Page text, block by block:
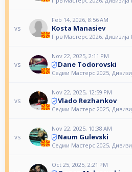
vs
Feb 14, 2026, 8:56 AM
Kosta Manasiev
Прв Мастерс 2026, Дивизија
vs
Nov 22, 2025, 2:11 PM
Dane Todorovski
Седми Мастерс 2025,
vs
Nov 22, 2025, 12:59 PM
Vlado Rezhankov
Седми Мастерс 2025,
vs
Nov 22, 2025, 10:38 AM
Naum Gulevski
Седми Мастерс 2025,
Oct 25, 2025, 2:21 PM